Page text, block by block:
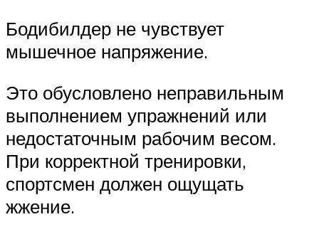
Бодибилдер не чувствует
мышечное напряжение.
Это обусловлено неправильным
выполнением упражнений или
недостаточным рабочим весом.
При корректной тренировки,
спортсмен должен ощущать
жжение.